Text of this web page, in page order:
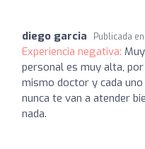
diego garcia Publicada en
Experiencia negativa:
personal es muy alta,
mismo doctor y cada
nunca te van a atender
nada.